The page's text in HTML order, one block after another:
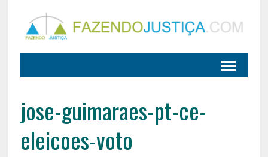
jose-guimaraes-pt-ce-
eleicoes-voto